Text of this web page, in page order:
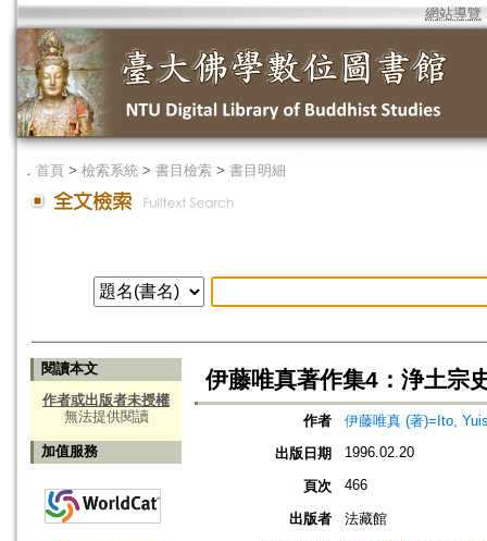
網站導覽
． 首頁 > 檢索系統 > 書目檢索 > 書目明細
閱讀本文
作者或出版者未授權
無法提供閱讀
加值服務
伊藤唯真著作集4：浄土宗
作者
伊藤唯真 (著)=Ito,
出版日期
1996.02.20
頁次 466
出版者
法藏館